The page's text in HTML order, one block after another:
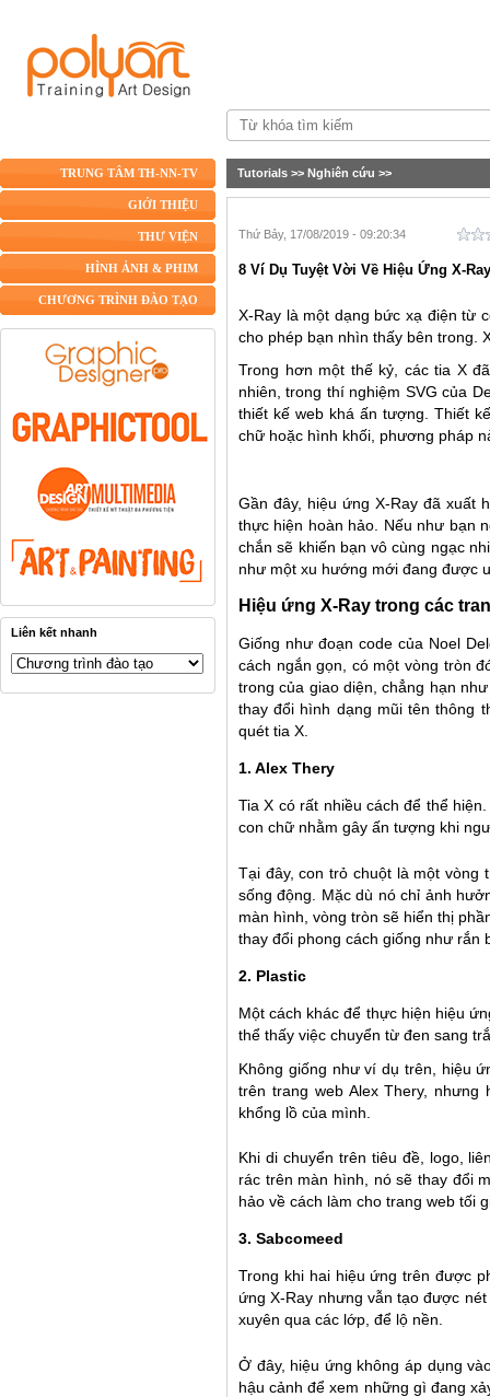
TRUNG TÂM TH-NN-TV
GIỚI THIỆU
THƯ VIỆN
HÌNH ẢNH & PHIM
CHƯƠNG TRÌNH ĐÀO TẠO
Liên kết nhanh
Tutorials >> Nghiên cứu >>
Thứ Bảy, 17/08/2019 - 09:20:34
8 Ví Dụ Tuyệt Vời Về Hiệu Ứng X-
X-Ray là một dạng bức xạ điện từ
cho phép bạn nhìn thấy bên trong.
Trong hơn một thế kỷ, các tia X
nhiên, trong thí nghiệm SVG của
thiết kế web khá ấn tượng. Thiết
chữ hoặc hình khối, phương pháp
Gần đây, hiệu ứng X-Ray đã xuất
thực hiện hoàn hảo. Nếu như bạn
chắn sẽ khiến bạn vô cùng ngạc
như một xu hướng mới đang được
Hiệu ứng X-Ray trong các
Giống như đoạn code của Noel
cách ngắn gọn, có một vòng tròn
trong của giao diện, chẳng hạn
thay đổi hình dạng mũi tên thông
quét tia X.
1. Alex Thery
Tia X có rất nhiều cách để thể
con chữ nhằm gây ấn tượng khi
Tại đây, con trỏ chuột là một vòng
sống động. Mặc dù nó chỉ ảnh
màn hình, vòng tròn sẽ hiển thị
thay đổi phong cách giống như rắn
2. Plastic
Một cách khác để thực hiện hiệu
thể thấy việc chuyển từ đen sang
Không giống như ví dụ trên, hiệu
trên trang web Alex Thery,
khổng lồ của mình.
Khi di chuyển trên tiêu đề, logo,
rác trên màn hình, nó sẽ thay đổi
hảo về cách làm cho trang web tối
3. Sabcomeed
Trong khi hai hiệu ứng trên được
ứng X-Ray nhưng vẫn tạo được
xuyên qua các lớp, để lộ nền.
Ở đây, hiệu ứng không áp dụng
hậu cảnh để xem những gì đang